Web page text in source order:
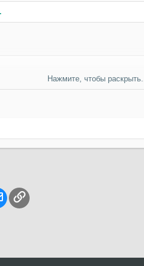
Нажмите, чтобы раскрыть...
Электронная почта
Ссылка